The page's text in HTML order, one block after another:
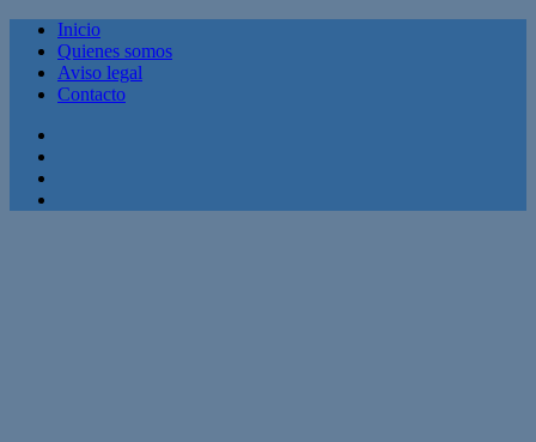
Inicio
Quienes somos
Aviso legal
Contacto